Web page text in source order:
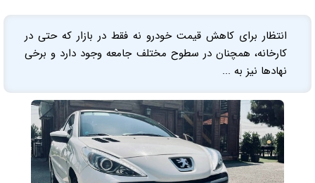
انتظار برای کاهش قیمت خودرو نه فقط در بازار که حتی در
کارخانه، همچنان در سطوح مختلف جامعه وجود دارد و برخی
نهادها نیز به ...